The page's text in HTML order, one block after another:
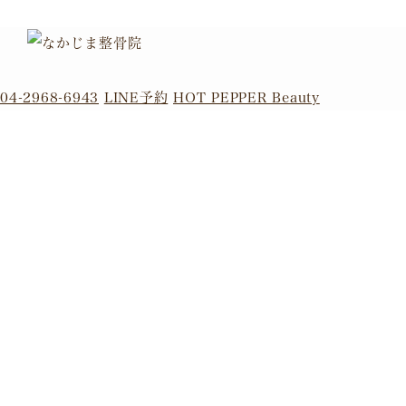
04-2968-6943 LINE予約 HOT PEPPER Beauty